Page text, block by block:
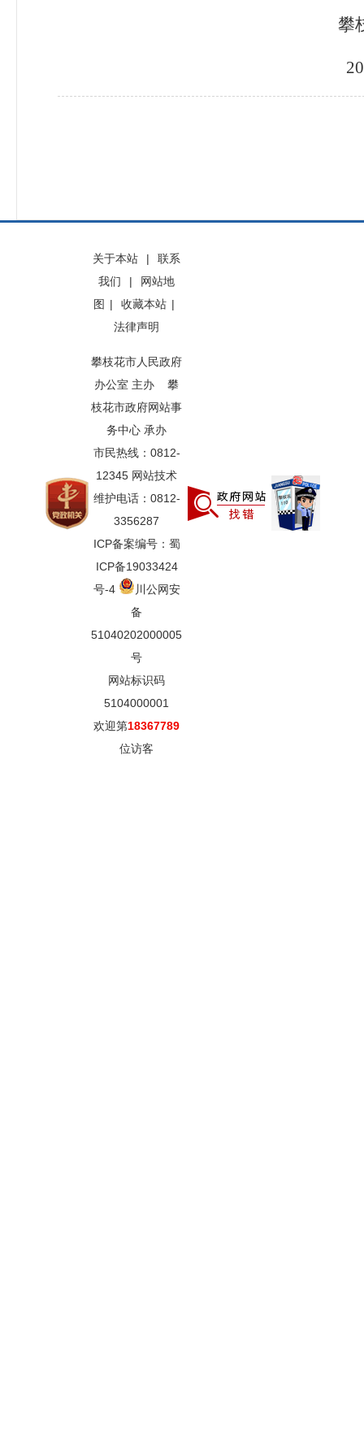
攀枝花市应急
关于本站 |
联系
我们
|
网站地
图 | 收藏本站 |
法律声明
攀枝花市人民政府
办公室 主办 攀
枝花市政府网站事
务中心 承办
市民热线：0812-
12345 网站技术
维护电话：0812-
3356287
ICP备案编号：蜀
ICP备19033424
号-4
川公网安
备
51040202000005
号
网站标识码
5104000001
欢迎第18367789
位访客